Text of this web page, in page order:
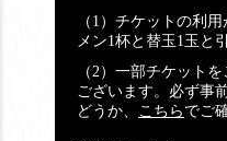
（1）チケットの利
メン1杯と替玉1玉と
（2）一部チケット
ございます。必ず事
どうか、 こちら でご